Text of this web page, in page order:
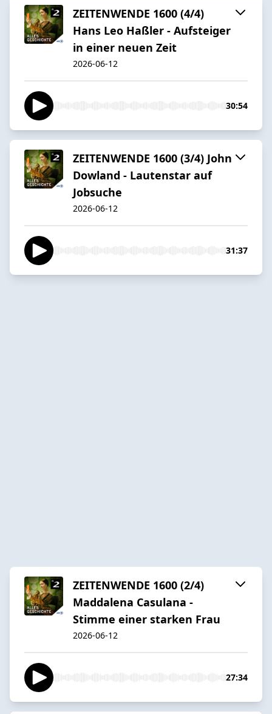
ZEITENWENDE 1600 (4/4)
Hans Leo Haßler - Aufsteiger
in einer neuen Zeit
2026-06-12
30:54
ZEITENWENDE 1600 (3/4) John
Dowland - Lautenstar auf
Jobsuche
2026-06-12
31:37
ZEITENWENDE 1600 (2/4)
Maddalena Casulana -
Stimme einer starken Frau
2026-06-12
27:34